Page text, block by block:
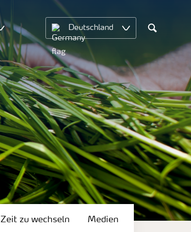
Deutschland
Zeit zu wechseln Medien